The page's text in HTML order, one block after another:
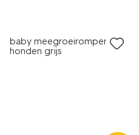
baby meegroeiromper rib
honden grijs